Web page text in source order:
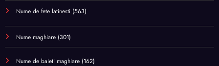
Nume de fete latinesti (563)
Nume maghiare (301)
Nume de baieti maghiare (162)